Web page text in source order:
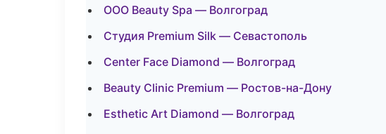
ООО Beauty Spa — Волгоград
Студия Premium Silk — Севастополь
Center Face Diamond — Волгоград
Beauty Clinic Premium — Ростов-на-Дону
Esthetic Art Diamond — Волгоград